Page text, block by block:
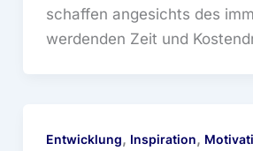
schaffen angesichts des
werdenden Zeit und
Entwicklung, Inspiration,